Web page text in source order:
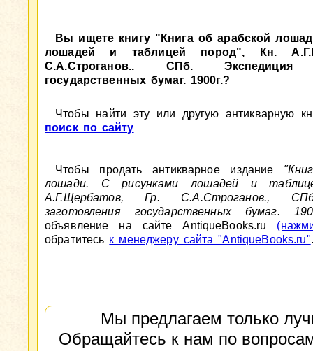
Вы ищете книгу "Книга об арабской
лошадей и таблицей пород", Кн.
С.А.Строганов.. СПб. Экспедиция
государственных бумаг. 1900г.?
Чтобы найти эту или другую антикварную
поиск по сайту
Чтобы продать антикварное издание
лошади. С рисунками лошадей и
А.Г.Щербатов, Гр. С.А.Строганов.,
заготовления государственных бумаг.
объявление на сайте AntiqueBooks.ru
обратитесь к менеджеру сайта "AntiqueBooks.ru".
Мы предлагаем только
Обращайтесь к нам по